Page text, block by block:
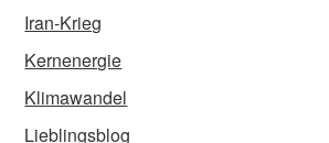
Iran-Krieg
Kernenergie
Klimawandel
Lieblingsblog